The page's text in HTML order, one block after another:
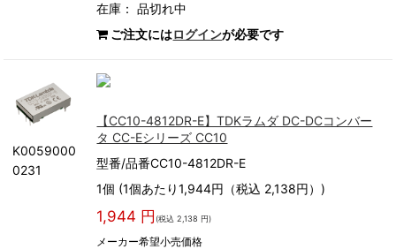
在庫：品切れ中
ご注文にはログインが必要です
K0059000
0231
【CC10-4812DR-E】TDKラムダ DC-DCコンバー
タ CC-Eシリーズ CC10
型番/品番CC10-4812DR-E
1個 (1個あたり1,944円（税込 2,138円）)
1,944 円 (税込 2,138 円)
メーカー希望小売価格